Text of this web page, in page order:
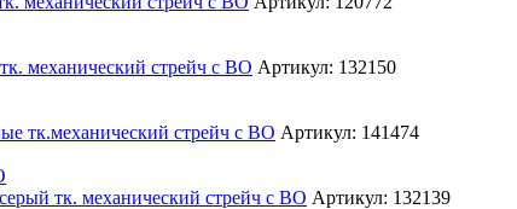
Артикул: 132150
Артикул: 141474
Артикул: 132139